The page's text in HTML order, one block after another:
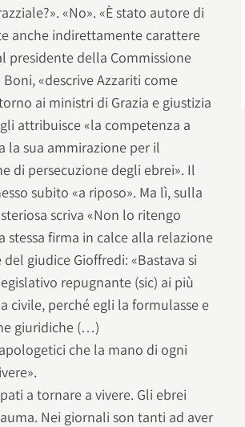
«No». «È stato autore di
anche indirettamente carattere
presidente della Commissione
«descrive Azzariti come
ai ministri di Grazia e giustizia
attribuisce «la competenza a
la sua ammirazione per il
di persecuzione degli ebrei». Il
subito «a riposo». Ma lì, sulla
scriva «Non lo ritengo
stessa firma in calce alla relazione
giudice Gioffredi: «Bastava si
repugnante (sic) ai più
civile, perché egli la formulasse e
giuridiche (…)
che la mano di ogni
a tornare a vivere. Gli ebrei
Nei giornali son tanti ad aver